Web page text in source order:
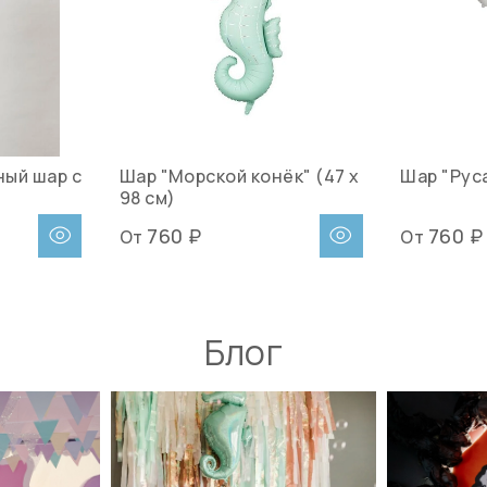
шар c
Шар "Морской конёк" (47 х
98 см)
От 760 ₽
Шар
От 760 ₽
Блог